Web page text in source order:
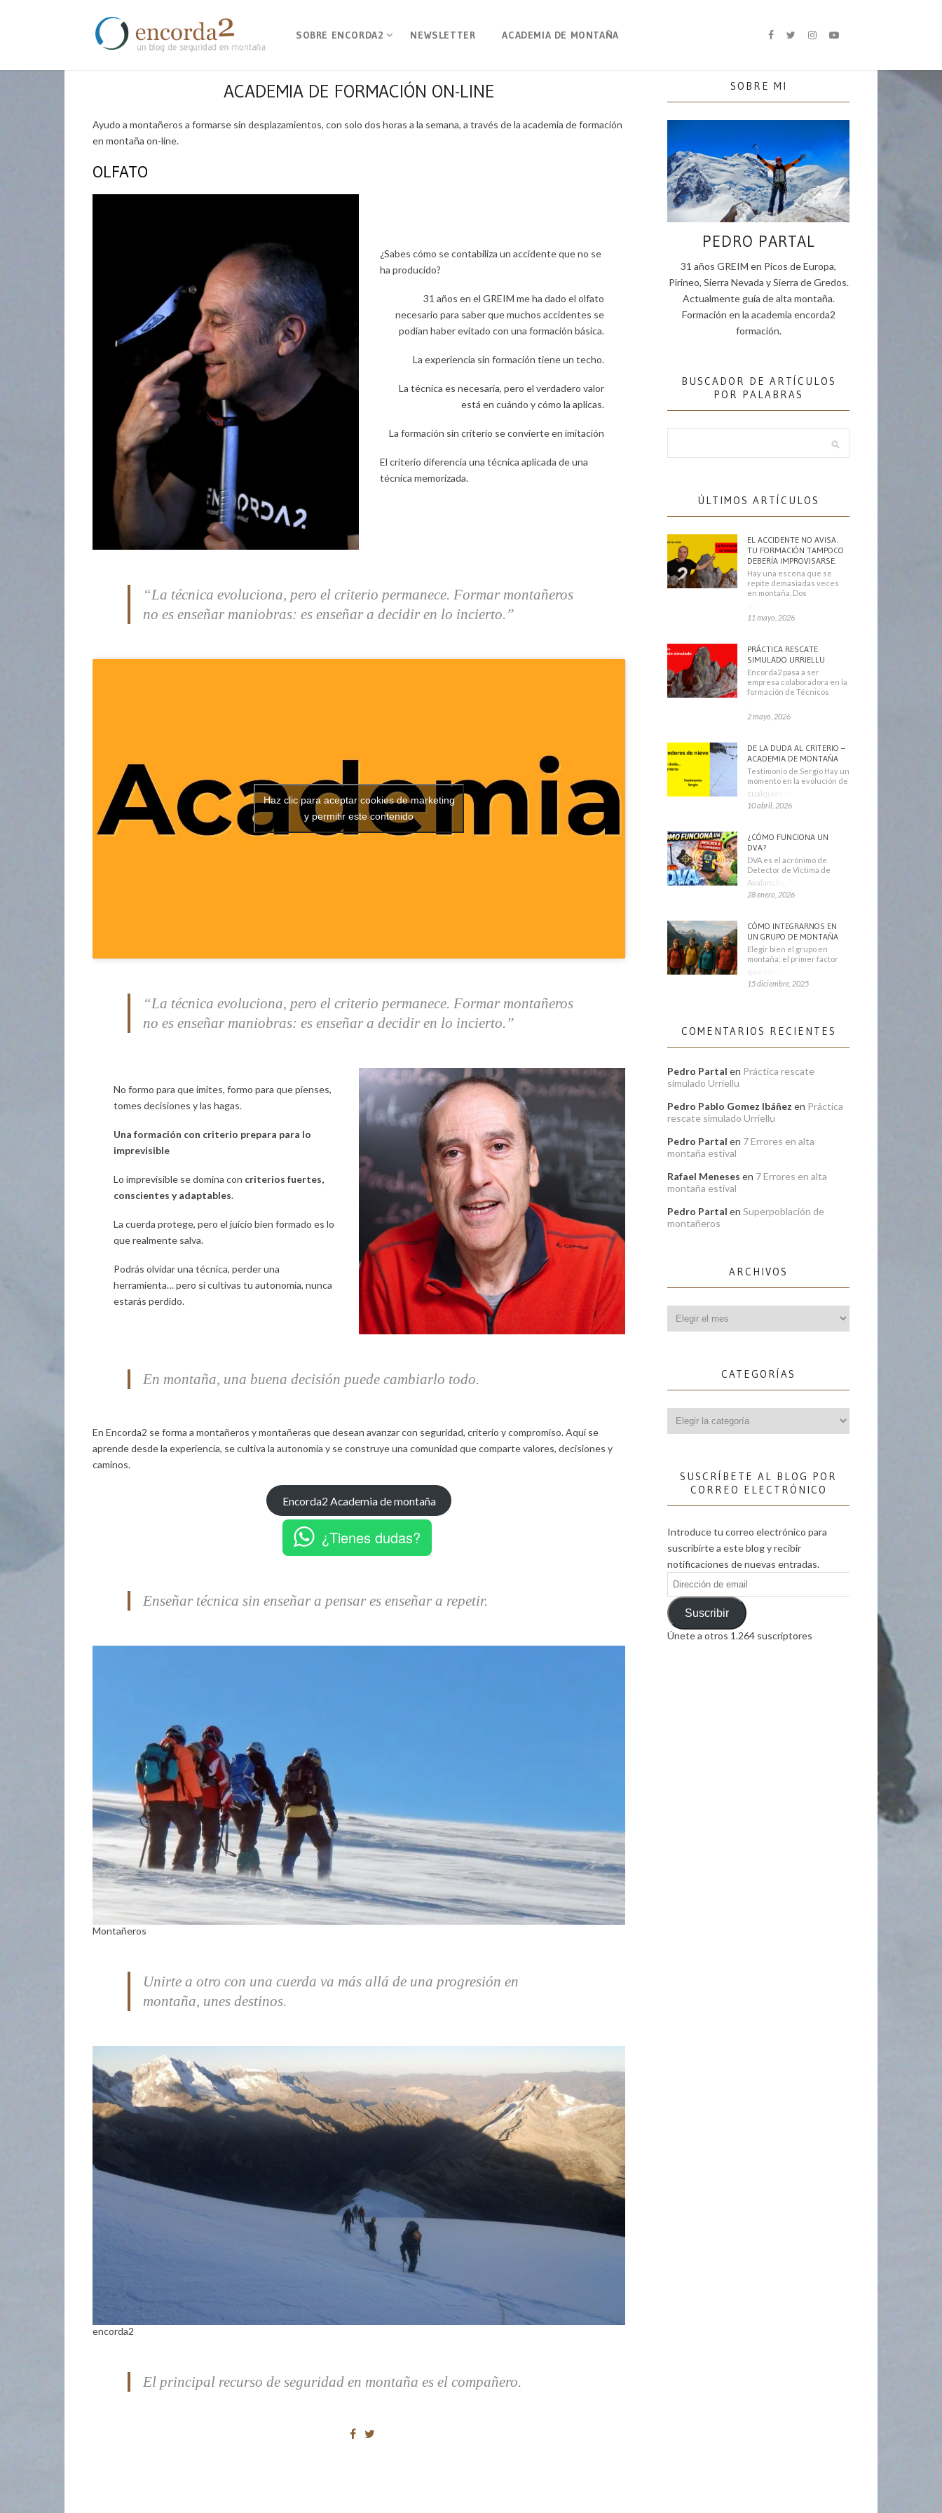
SOBRE ENCORDA2 NEWSLETTER ACADEMIA DE MONTAÑA
ACADEMIA DE FORMACIÓN ON-LINE
Ayudo a montañeros a formarse sin desplazamientos, con solo dos horas a la semana, a través de la academia de formación
en montaña on-line.
OLFATO
¿Sabes cómo se contabiliza un accidente que no se
ha producido?
31 años en el GREIM me ha dado el olfato
necesario para saber que muchos accidentes se
podían haber evitado con una formación básica.
La experiencia sin formación tiene un techo.
La técnica es necesaria, pero el verdadero valor
está en cuándo y cómo la aplicas.
La formación sin criterio se convierte en imitación
El criterio diferencia una técnica aplicada de una
técnica memorizada.
“La técnica evoluciona, pero el criterio permanece. Formar montañeros
no es enseñar maniobras: es enseñar a decidir en lo incierto.”
Haz clic para aceptar cookies de marketing
y permitir este contenido
“La técnica evoluciona, pero el criterio permanece. Formar montañeros
no es enseñar maniobras: es enseñar a decidir en lo incierto.”
No formo para que imites, formo para que pienses,
tomes decisiones y las hagas.
Una formación con criterio prepara para lo
imprevisible
Lo imprevisible se domina con criterios fuertes,
conscientes y adaptables.
La cuerda protege, pero el juicio bien formado es lo
que realmente salva.
Podrás olvidar una técnica, perder una
herramienta… pero si cultivas tu autonomía, nunca
estarás perdido.
En montaña, una buena decisión puede cambiarlo todo.
En Encorda2 se forma a montañeros y montañeras que desean avanzar con seguridad, criterio y compromiso. Aquí se
aprende desde la experiencia, se cultiva la autonomía y se construye una comunidad que comparte valores, decisiones y
caminos.
Encorda2 Academia de montaña
¿Tienes dudas?
Enseñar técnica sin enseñar a pensar es enseñar a repetir.
Montañeros
Unirte a otro con una cuerda va más allá de una progresión en
montaña, unes destinos.
encorda2
El principal recurso de seguridad en montaña es el compañero.
SOBRE MI
PEDRO PARTAL
31 años GREIM en Picos de Europa,
Pirineo, Sierra Nevada y Sierra de Gredos.
Actualmente guía de alta montaña.
Formación en la academia encorda2
formación.
BUSCADOR DE ARTÍCULOS
POR PALABRAS
ÚLTIMOS ARTÍCULOS
EL ACCIDENTE NO AVISA.
TU FORMACIÓN TAMPOCO
DEBERÍA IMPROVISARSE.
Hay una escena que se
repite demasiadas veces
en montaña. Dos
11 mayo, 2026
PRÁCTICA RESCATE
SIMULADO URRIELLU
Encorda2 pasa a ser
empresa colaboradora en la
formación de Técnicos
2 mayo, 2026
DE LA DUDA AL CRITERIO –
ACADEMIA DE MONTAÑA
Testimonio de Sergio Hay un
momento en la evolución de
cualquier montañero
10 abril, 2026
¿CÓMO FUNCIONA UN
DVA?
DVA es el acrónimo de
Detector de Víctima de
Avalancha. También se
28 enero, 2026
CÓMO INTEGRARNOS EN
UN GRUPO DE MONTAÑA
Elegir bien el grupo en
montaña: el primer factor
que condiciona tu
15 diciembre, 2025
COMENTARIOS RECIENTES
Pedro Partal en Práctica rescate
simulado Urriellu
Pedro Pablo Gomez Ibáñez en Práctica
rescate simulado Urriellu
Pedro Partal en 7 Errores en alta
montaña estival
Rafael Meneses en 7 Errores en alta
montaña estival
Pedro Partal en Superpoblación de
montañeros
ARCHIVOS
CATEGORÍAS
SUSCRÍBETE AL BLOG POR
CORREO ELECTRÓNICO
Introduce tu correo electrónico para
suscribirte a este blog y recibir
notificaciones de nuevas entradas.
Dirección
de
emailSuscribir
Únete a otros 1.264 suscriptores